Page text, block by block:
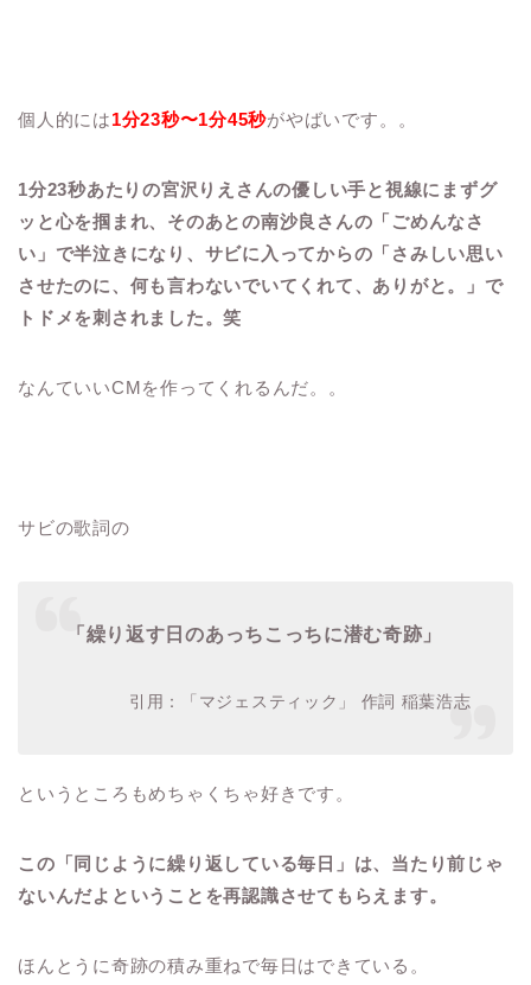
個人的には1分23秒〜1分45秒がやばいです。。
1分23秒あたりの宮沢りえさんの優しい手と視線にまずグ
ッと心を掴まれ、そのあとの南沙良さんの「ごめんなさ
い」で半泣きになり、サビに入ってからの「さみしい思い
させたのに、何も言わないでいてくれて、ありがと。」で
トドメを刺されました。笑
なんていいCMを作ってくれるんだ。。
サビの歌詞の
「繰り返す日のあっちこっちに潜む奇跡」
引用：「マジェスティック」 作詞 稲葉浩志
というところもめちゃくちゃ好きです。
この「同じように繰り返している毎日」は、当たり前じゃ
ないんだよということを再認識させてもらえます。
ほんとうに奇跡の積み重ねで毎日はできている。